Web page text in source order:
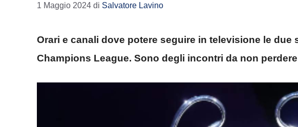
1 Maggio 2024 di Salvatore Lavino
Orari e canali dove potere seguire in televisione le due
Champions League. Sono degli incontri da non